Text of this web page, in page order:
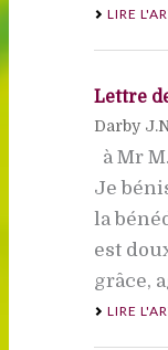
LIRE
Lettre
Darby
à Mr
Je
la
est
grâce,
LIRE